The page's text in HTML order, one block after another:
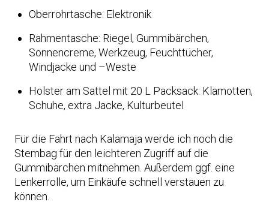
Oberrohrtasche: Elektronik
Rahmentasche: Riegel, Gummibärchen,
Sonnencreme, Werkzeug, Feuchttücher,
Windjacke und –Weste
Holster am Sattel mit 20 L Packsack: Klamotten,
Schuhe, extra Jacke, Kulturbeutel
Für die Fahrt nach Kalamaja werde ich noch die
Stembag für den leichteren Zugriff auf die
Gummibärchen mitnehmen. Außerdem ggf. eine
Lenkerrolle, um Einkäufe schnell verstauen zu
können.